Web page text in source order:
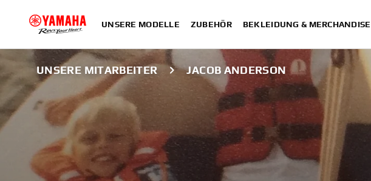
UNSERE MODELLE ZUBEHÖR BEKLEIDUNG & MERCHANDISE
UNSERE MITARBEITER JACOB ANDERSON